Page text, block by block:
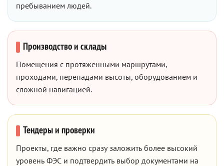
пребыванием людей.
Производство и склады
Помещения с протяженными маршрутами,
проходами, перепадами высоты, оборудованием и
сложной навигацией.
Тендеры и проверки
Проекты, где важно сразу заложить более высокий
уровень ФЭС и подтвердить выбор документами на